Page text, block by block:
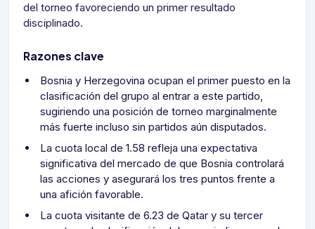
del torneo favoreciendo un primer resultado
disciplinado.
Razones clave
Bosnia y Herzegovina ocupan el primer puesto en la
clasificación del grupo al entrar a este partido,
sugiriendo una posición de torneo marginalmente
más fuerte incluso sin partidos aún disputados.
La cuota local de 1.58 refleja una expectativa
significativa del mercado de que Bosnia controlará
las acciones y asegurará los tres puntos frente a
una afición favorable.
La cuota visitante de 6.23 de Qatar y su tercer